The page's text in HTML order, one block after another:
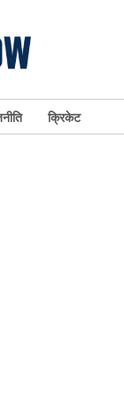
क्रिकेट